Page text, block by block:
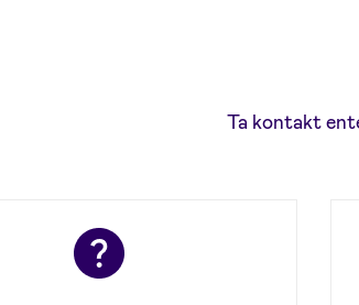
Ta kontakt